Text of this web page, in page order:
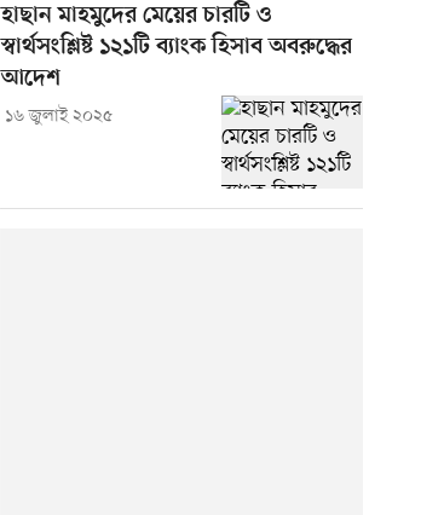
হাছান মাহমুদের মেয়ের চারটি ও
স্বার্থসংশ্লিষ্ট ১২১টি ব্যাংক হিসাব অবরুদ্ধের
আদেশ
১৬ জুলাই ২০২৫